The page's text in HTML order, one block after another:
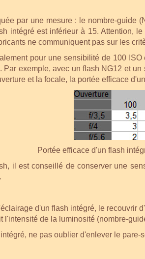
par une mesure : le nombre-guide
intégré est inférieur à 15. Attention,
ne communiquent pas sur les
pour une sensibilité de 100
Par exemple, avec un flash NG12 et
et la focale, la portée efficace
Portée efficace d'un flash
il est conseillé de conserver une
d'un flash intégré, le recouvrir
l'intensité de la luminosité (nombre-
ne pas oublier d'enlever le